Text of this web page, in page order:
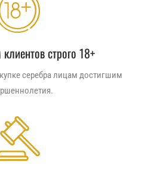
строго 18+
серебра лицам достигшим